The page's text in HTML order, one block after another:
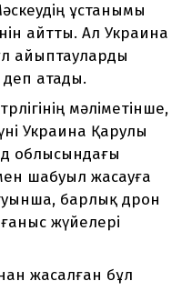
ұстанымы
айтты. Ал Украина
айыптауларды
деп атады.
мәліметінше,
Украина Қарулы
облысындағы
шабуыл жасауға
барлық дрон
жүйелері
жасалған бұл